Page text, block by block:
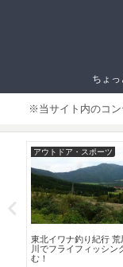
ちょ
※当サイト内のコン
ライフスタイル
大阪 落語が楽しめるお
席6選！寄席を楽しむ基
ャー